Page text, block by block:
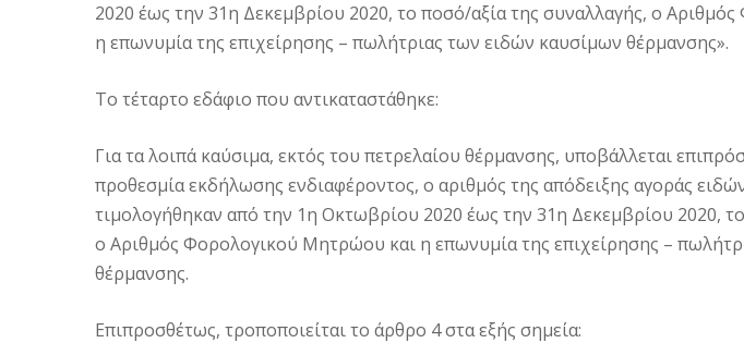
2020 έως την 31η Δεκεμβρίου 2020, το ποσό/αξία της συναλλαγής, ο
η επωνυμία της επιχείρησης – πωλήτριας των ειδών καυσίμων θέρμανσης».
Το τέταρτο εδάφιο που αντικαταστάθηκε:
Για τα λοιπά καύσιμα, εκτός του πετρελαίου θέρμανσης, υποβάλλεται
προθεσμία εκδήλωσης ενδιαφέροντος, ο αριθμός της απόδειξης αγοράς
τιμολογήθηκαν από την 1η Οκτωβρίου 2020 έως την 31η Δεκεμβρίου 2020,
ο Αριθμός Φορολογικού Μητρώου και η επωνυμία της επιχείρησης –
θέρμανσης.
Επιπροσθέτως, τροποποιείται το άρθρο 4 στα εξής σημεία: